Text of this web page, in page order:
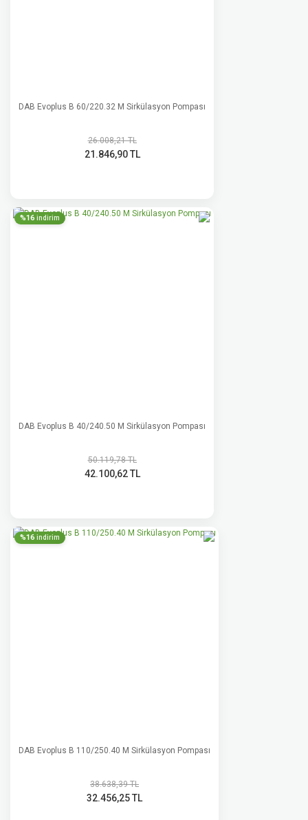
DAB Evoplus B 60/220.32 M Sirkülasyon Pompası
26.008,21 TL
21.846,90 TL
%16 indirim
DAB Evoplus B 40/240.50 M Sirkülasyon Pompası
50.119,78 TL
42.100,62 TL
%16 indirim
DAB Evoplus B 110/250.40 M Sirkülasyon Pompası
38.638,39 TL
32.456,25 TL